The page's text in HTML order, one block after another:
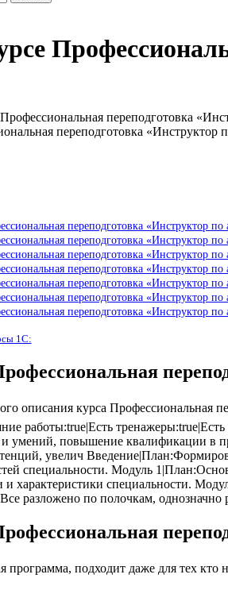
переподготовка
переподготовка
переподготовка «Инструктор
переподготовка «Инструктор
переподготовка «Инструктор
переподготовка «Инструктор
переподготовка «Инструктор
переподготовка «Инструктор
переподготовка «Инструктор
1С:
описания курса
работы:true|Есть
умений, повышение квалификации в
увелич
специальности. Модуль
характеристики специальности.
разложено по полочкам, однозначно
программа, подходит даже для тех